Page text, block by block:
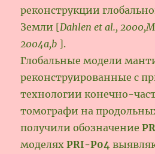
реконструкции
Земли [Dahlen et al.,
2004а,b ].
Глобальные модели
реконструированные с
технологии конечно-
томографи на
получили обозначение
моделяхPRI-P04